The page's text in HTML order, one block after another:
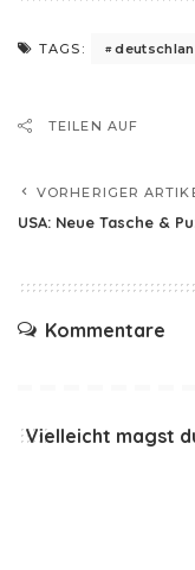
TAGS:
TEILEN AUF
VORHERIGER
USA: Neue Tasche &
Kommentare
Vielleicht magst